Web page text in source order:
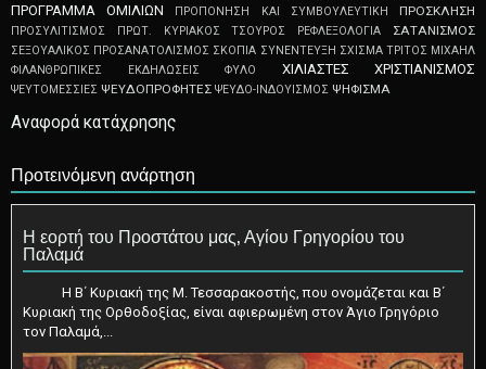
ΠΡΟΓΡΑΜΜΑ ΟΜΙΛΙΩΝ ΠΡΟΠΟΝΗΣΗ ΚΑΙ ΣΥΜΒΟΥΛΕΥΤΙΚΗ ΠΡΟΣΚΛΗΣΗ
ΠΡΟΣΥΛΙΤΙΣΜΟΣ ΠΡΩΤ. ΚΥΡΙΑΚΟΣ ΤΣΟΥΡΟΣ ΡΕΦΛΕΞΟΛΟΓΙΑ ΣΑΤΑΝΙΣΜΟΣ
ΣΕΞΟΥΑΛΙΚΟΣ ΠΡΟΣΑΝΑΤΟΛΙΣΜΟΣ ΣΚΟΠΙΑ ΣΥΝΕΝΤΕΥΞΗ ΣΧΙΣΜΑ ΤΡΙΤΟΣ ΜΙΧΑΗΛ
ΦΙΛΑΝΘΡΩΠΙΚΕΣ ΕΚΔΗΛΩΣΕΙΣ
ΦΥΛΟ ΧΙΛΙΑΣΤΕΣ ΧΡΙΣΤΙΑΝΙΣΜΟΣ
ΨEYTOMEΣΣIEΣ ΨEYΔOΠPOΦHTEΣ ΨΕΥΔΟ-ΙΝΔΟΥΙΣΜΟΣ ΨΗΦΙΣΜΑ
Αναφορά κατάχρησης
Προτεινόμενη ανάρτηση
Η εορτή του Προστάτου μας, Αγίου Γρηγορίου του
Παλαμά
Η Β΄ Κυριακή της Μ. Τεσσαρακοστής, που ονομάζεται και Β΄
Κυριακή της Ορθοδοξίας, είναι αφιερωμένη στον Άγιο Γρηγόριο
τον Παλαμά,...